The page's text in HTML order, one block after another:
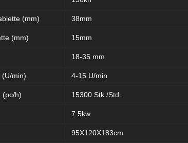
(mm) 38mm
(mm) 15mm
18-35 mm
(U/min) 4-15 U/min
(pc/h) 15300 Stk./Std.
7.5kw
95X120X183cm